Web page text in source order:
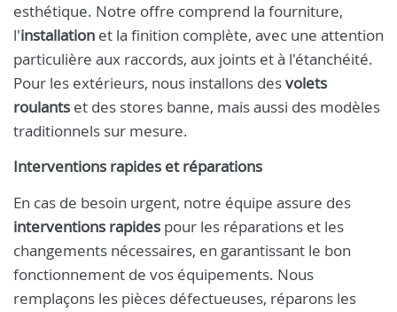
esthétique. Notre offre comprend la fourniture,
l'installation et la finition complète, avec une attention
particulière aux raccords, aux joints et à l'étanchéité.
Pour les extérieurs, nous installons desvolets
roulants et des stores banne, mais aussi des modèles
traditionnels sur mesure.
Interventions rapides et réparations
En cas de besoin urgent, notre équipe assure des
interventions rapides pour les réparations et les
changements nécessaires, en garantissant le bon
fonctionnement de vos équipements. Nous
remplaçons les pièces défectueuses, réparons les